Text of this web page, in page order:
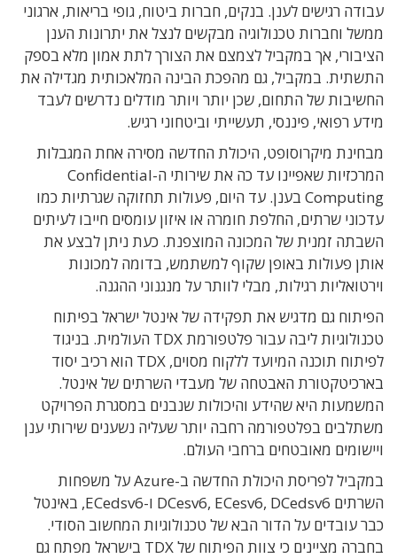
עבודה רגישים לענן. בנקים, חברות ביטוח, גופי בריאות, ארגוני
ממשל וחברות טכנולוגיה מבקשים לנצל את יתרונות הענן
הציבורי, אך במקביל לצמצם את הצורך לתת אמון מלא בספק
התשתית. במקביל, גם מהפכת הבינה המלאכותית מגדילה את
החשיבות של התחום, שכן יותר ויותר מודלים נדרשים לעבד
מידע רפואי, פיננסי, תעשייתי וביטחוני רגיש.
מבחינת מיקרוסופט, היכולת החדשה מסירה אחת המגבלות
המרכזיות שאפיינו עד כה את שירותי ה-Confidential
Computing בענן. עד היום, פעולות תחזוקה שגרתיות כמו
עדכוני שרתים, החלפת חומרה או איזון עומסים חייבו לעיתים
השבתה זמנית של המכונה המוצפנת. כעת ניתן לבצע את
אותן פעולות באופן שקוף למשתמש, בדומה למכונות
וירטואליות רגילות, מבלי לוותר על מנגנוני ההגנה.
הפיתוח גם מדגיש את תפקידה של אינטל ישראל בפיתוח
טכנולוגיות ליבה עבור פלטפורמת TDX העולמית. בניגוד
לפיתוח תוכנה המיועד ללקוח מסוים, TDX הוא רכיב יסוד
בארכיטקטורת האבטחה של מעבדי השרתים של אינטל.
המשמעות היא שהידע והיכולות שנבנים במסגרת הפרויקט
משתלבים בפלטפורמה רחבה יותר שעליה נשענים שירותי ענן
ויישומים מאובטחים ברחבי העולם.
במקביל לפריסת היכולת החדשה ב-Azure על משפחות
השרתים DCesv6, ECesv6, DCedsv6 ו-ECedsv6, באינטל
כבר עובדים על הדור הבא של טכנולוגיות המחשוב הסודי.
בחברה מציינים כי צוות הפיתוח של TDX בישראל מפתח גם